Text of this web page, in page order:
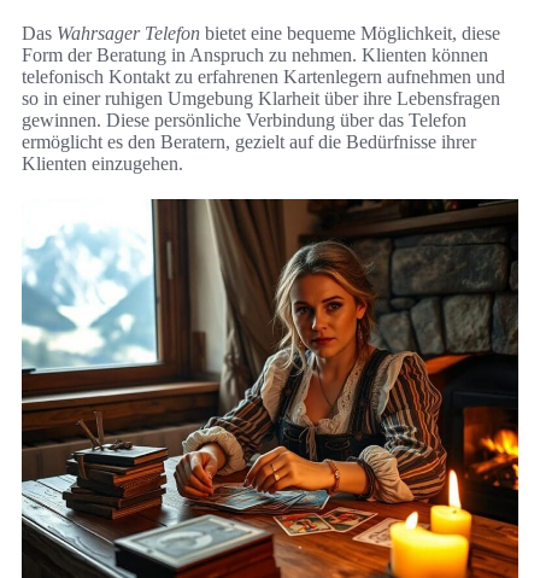
Das Wahrsager Telefon bietet eine bequeme Möglichkeit, diese
Form der Beratung in Anspruch zu nehmen. Klienten können
telefonisch Kontakt zu erfahrenen Kartenlegern aufnehmen und
so in einer ruhigen Umgebung Klarheit über ihre Lebensfragen
gewinnen. Diese persönliche Verbindung über das Telefon
ermöglicht es den Beratern, gezielt auf die Bedürfnisse ihrer
Klienten einzugehen.